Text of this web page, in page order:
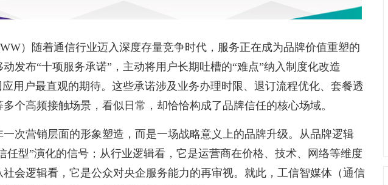
）
随着通信行业迈入深度存量竞争时代，服务正在成为品牌价值重塑的
发布“十项服务承诺”，主动将用户长期吐槽的“难点”纳入制度化改造
用户最直观的期待。这些承诺涉及业务办理时限、退订流程优化、套餐透
个高频接触场景，看似日常，却恰恰构成了品牌信任的核心场域。
次营销层面的形象塑造，而是一场战略意义上的品牌升级。从品牌逻辑
任型”演化的信号；从行业逻辑看，它是运营商在价格、技术、网络等维度
社会逻辑看，它是公众对央企服务能力的再审视。就此，工信智媒体（通信